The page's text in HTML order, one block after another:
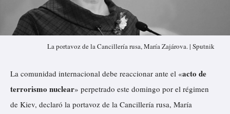
La portavoz de la Cancillería rusa, María Zajárova. | Sputnik
La comunidad internacional debe reaccionar ante el «acto de
terrorismo nuclear» perpetrado este domingo por el régimen
de Kiev, declaró la portavoz de la Cancillería rusa, María